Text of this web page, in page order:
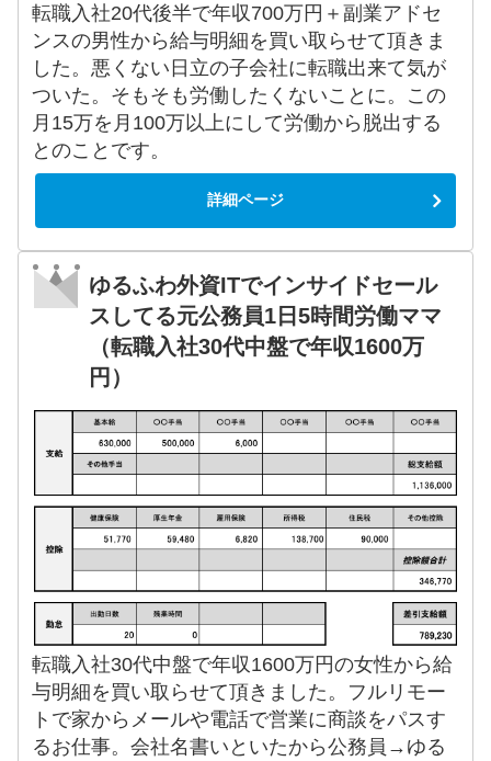
転職入社20代後半で年収700万円＋副業アドセ
ンスの男性から給与明細を買い取らせて頂きま
した。悪くない日立の子会社に転職出来て気が
ついた。そもそも労働したくないことに。この
月15万を月100万以上にして労働から脱出する
とのことです。
詳細ページ
ゆるふわ外資ITでインサイドセール
スしてる元公務員1日5時間労働ママ
（転職入社30代中盤で年収1600万
円）
転職入社30代中盤で年収1600万円の女性から給
与明細を買い取らせて頂きました。フルリモー
トで家からメールや電話で営業に商談をパスす
るお仕事。会社名書いといたから公務員→ゆる